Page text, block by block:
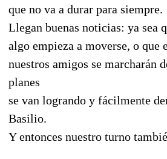
que no va a durar para siempre.
Llegan buenas noticias: ya sea
algo empieza a moverse, o que
nuestros amigos se marcharán
planes
se van logrando y fácilmente
Basilio.
Y entonces nuestro turno